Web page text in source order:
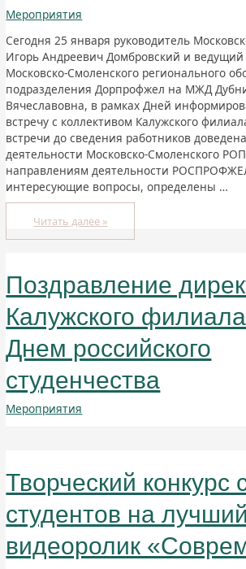
Мероприятия
Сегодня 25 января руководитель
Игорь Андреевич Домбровский и ведущий
Московско-Смоленского регионального
подразделения Дорпрофжел на МЖД
Вячеславовна, в рамках Дней
встречу с коллективом Калужского
встречи до сведения работников
деятельности Московско-Смоленского
направлениям деятельности
интересующие вопросы, определены …
Читать далее »
Поздравление
Калужского
Днем российского
студенчества
Мероприятия
Творческий конкурс
студентов на лучший
видеоролик